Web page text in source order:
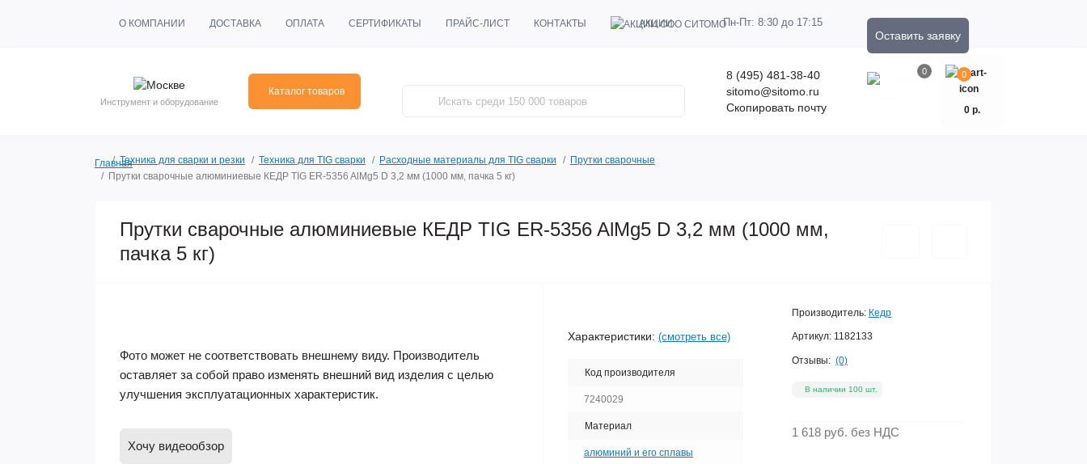
О КОМПАНИИ ДОСТАВКА ОПЛАТА СЕРТИФИКАТЫ ПРАЙС-ЛИСТ КОНТАКТЫ АКЦИИ Пн-Пт: 8:30 до 17:15
Оставить заявку
Инструмент и оборудование
Каталог товаров
8 (495) 481-38-40
sitomo@sitomo.ru
Скопировать почту
0 0
0 р.
ГлавнаяТехника для сварки и резки Техника для TIG сварки Расходные материалы для TIG сварки
Прутки сварочные
Прутки сварочные алюминиевые КЕДР TIG ER-5356 AlMg5 D 3,2 мм (1000 мм, пачка 5 кг)
Прутки сварочные алюминиевые КЕДР TIG ER-5356 AlMg5 D 3,2 мм (1000 мм,
пачка 5 кг)
Фото может не соответствовать внешнему виду. Производитель
оставляет за собой право изменять внешний вид изделия с целью
улучшения эксплуатационных характеристик.
Хочу видеообзор
Характеристики: (смотреть все)
Код производителя
7240029
Материал
алюминий и его сплавы
Производитель: Кедр
Артикул: 1182133
Отзывы: (0)
В наличии 100 шт.
1 618 руб. без НДС